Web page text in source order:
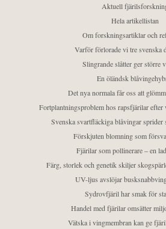
Aktuell
Hela artikellistan
Om forskningsartiklar och
Varför förlorade vi tre svenska
Slingrande slåtter ger större
En öländsk
Det nya normala får oss att
Fortplantningsproblem hos rapsfjärilar efter
Svenska svartfläckiga blåvingar sprider
Förskjuten blomning som
Fjärilar som pollinerare – en
Färg, storlek och genetik skiljer
UV-ljus avslöjar
Sydrovfjäril har smak för
Handel med fjärilar omsätter
Vätska i vingmembran kan ge